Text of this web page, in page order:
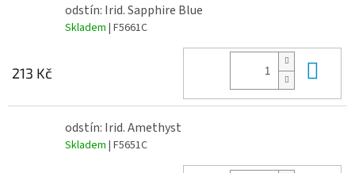
odstín: Irid. Sapphire Blue
Skladem | F5661C
213 Kč
odstín: Irid. Amethyst
Skladem | F5651C